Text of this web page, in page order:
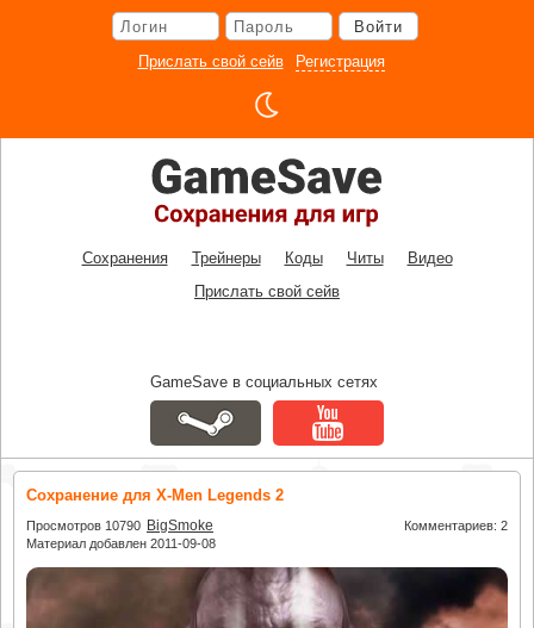
Войти
Прислать свой сейв
Регистрация
Сохранения Трейнеры Коды Читы
Видео
Прислать свой сейв
GameSave в социальных сетях
Сохранение для X-Men Legends 2
Просмотров 10790 BigSmoke
Материал добавлен 2011-09-08
Комментариев: 2